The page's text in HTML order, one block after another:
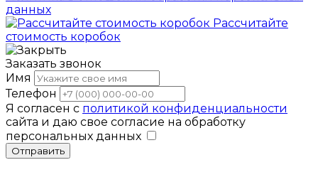
данных
Рассчитайте
стоимость коробок
Заказать звонок
Имя
Телефон
Я согласен с политикой конфиденциальности
сайта и даю свое согласие на обработку
персональных данных
Отправить